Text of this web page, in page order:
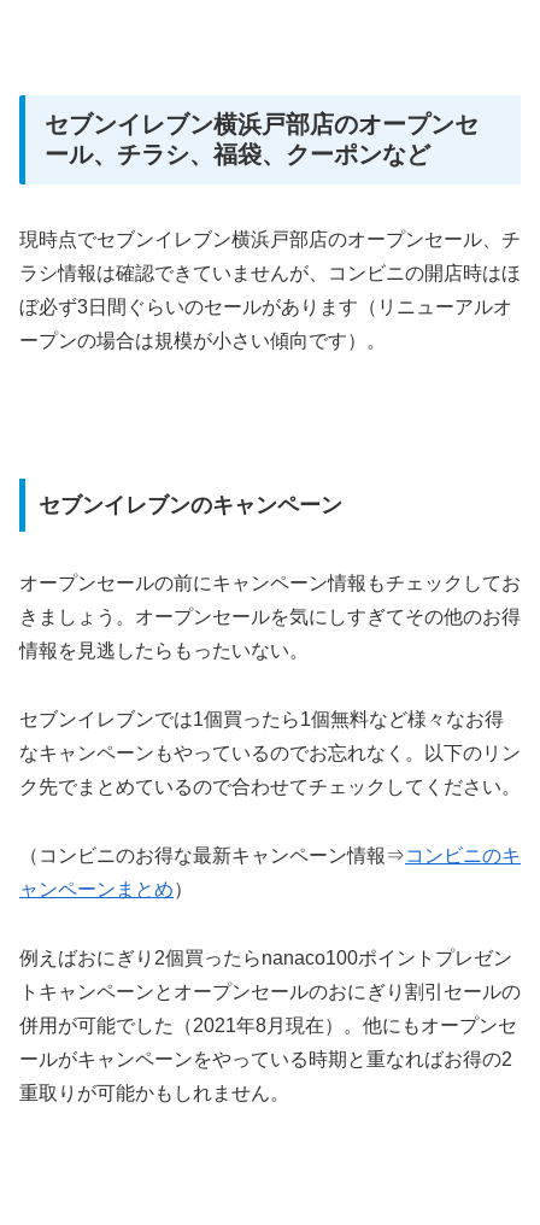
セブンイレブン横浜戸部店のオープンセ
ール、チラシ、福袋、クーポンなど
現時点でセブンイレブン横浜戸部店のオープンセール、チ
ラシ情報は確認できていませんが、コンビニの開店時はほ
ぼ必ず3日間ぐらいのセールがあります（リニューアルオ
ープンの場合は規模が小さい傾向です）。
セブンイレブンのキャンペーン
オープンセールの前にキャンペーン情報もチェックしてお
きましょう。オープンセールを気にしすぎてその他のお得
情報を見逃したらもったいない。
セブンイレブンでは1個買ったら1個無料など様々なお得
なキャンペーンもやっているのでお忘れなく。以下のリン
ク先でまとめているので合わせてチェックしてください。
（コンビニのお得な最新キャンペーン情報⇒コンビニのキ
ャンペーンまとめ）
例えばおにぎり2個買ったらnanaco100ポイントプレゼン
トキャンペーンとオープンセールのおにぎり割引セールの
併用が可能でした（2021年8月現在）。他にもオープンセ
ールがキャンペーンをやっている時期と重なればお得の2
重取りが可能かもしれません。